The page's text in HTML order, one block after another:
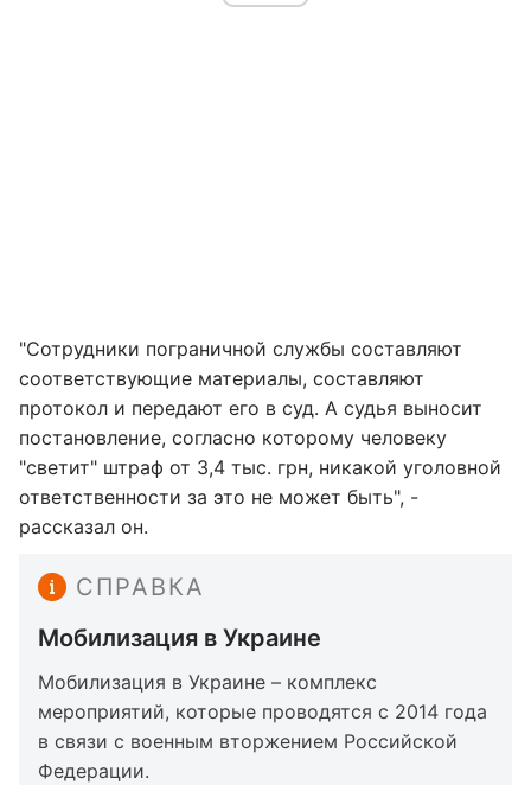
"Сотрудники пограничной службы составляют
соответствующие материалы, составляют
протокол и передают его в суд. А судья выносит
постановление, согласно которому человеку
"светит" штраф от 3,4 тыс. грн, никакой уголовной
ответственности за это не может быть", -
рассказал он.
СПРАВКА
Мобилизация в Украине
Мобилизация в Украине – комплекс
мероприятий, которые проводятся с 2014 года
в связи с военным вторжением Российской
Федерации.